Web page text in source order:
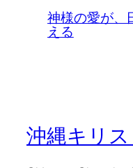
神様の愛が、
える
沖縄キリ